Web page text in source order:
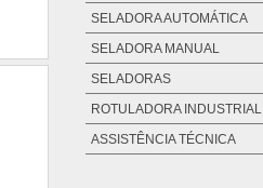
SELADORA AUTOMÁTICA
SELADORA MANUAL
SELADORAS
ROTULADORA INDUSTRIAL
ASSISTÊNCIA TÉCNICA